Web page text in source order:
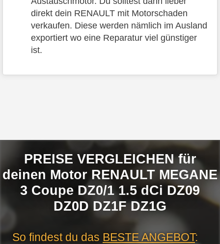
direkt dein RENAULT mit Motorschaden
verkaufen. Diese werden nämlich im Ausland
exportiert wo eine Reparatur viel günstiger
ist.
PREISE VERGLEICHEN für
deinen Motor RENAULT MEGANE
3 Coupe DZ0/1 1.5 dCi DZ09
DZ0D DZ1F DZ1G
So findest du das BESTE ANGEBOT: